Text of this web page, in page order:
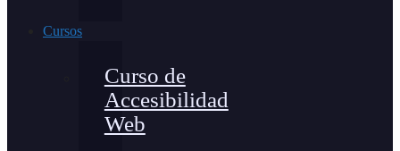
Cursos
Curso de
Accesibilidad
Web